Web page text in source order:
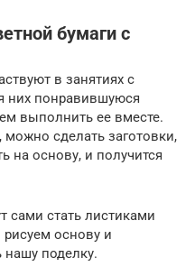
бумаги с
в занятиях с
них понравившуюся
выполнить ее вместе.
сделать заготовки,
на основу, и получится
сами стать листиками
рисуем основу и
нашу поделку.